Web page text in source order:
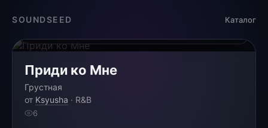
SOUNDSEED Каталог
Приди ко Мне
Грустная
от Ksyusha · R&B
6